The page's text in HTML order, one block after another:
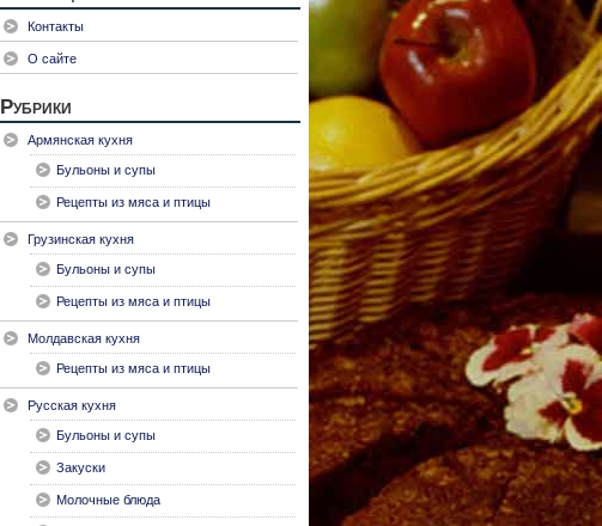
Контакты
О сайте
Рубрики
Армянская кухня
Бульоны и супы
Рецепты из мяса и птицы
Грузинская кухня
Бульоны и супы
Рецепты из мяса и птицы
Молдавская кухня
Рецепты из мяса и птицы
Русская кухня
Бульоны и супы
Закуски
Молочные блюда